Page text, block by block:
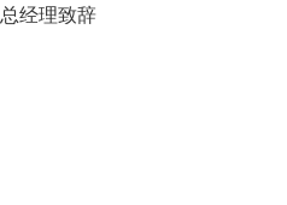
总经理致辞